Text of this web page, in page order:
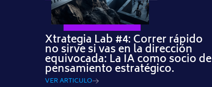
Xtrategia Lab #4: Correr rápido
no sirve si vas en la dirección
equivocada: La IA como socio de
pensamiento estratégico.
VER ARTICULO